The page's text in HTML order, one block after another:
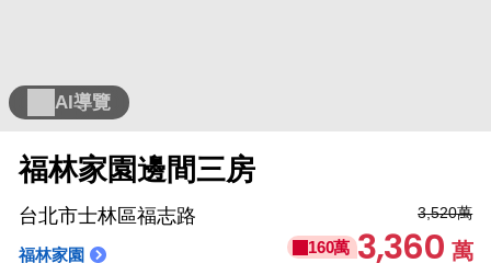
AI導覽
福林家園邊間三房
台北市士林區福志路
福林家園
3,520萬
160萬 3,360萬